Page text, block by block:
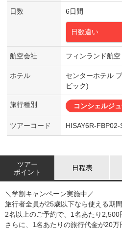
日数 6日間
日数違い
航空会社 フィンランド航
ホテル
センターホテル
ビック)
旅行種別 コンシェルジ
ツアーコード HISAY6R-FBP02-
ツアー
ポイント
日程表
＼学割キャンペーン実施中／
旅行者全員が25歳以下なら使える期
2名以上のご予約で、1名あたり2,500
さらに、1名あたりの旅行代金が20